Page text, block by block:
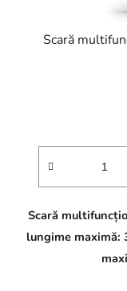
Scară
Scară
lungime maximă: